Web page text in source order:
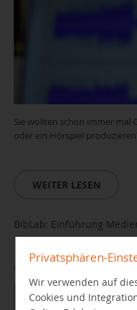
Sie wollten schon immer mal
oder ein Hörspiel
WEITER LESEN
BibLab: Einführung
06.10.2026 bis 06.10.2026 10:00
Privatsphären-
Wir verwenden auf
Cookies und